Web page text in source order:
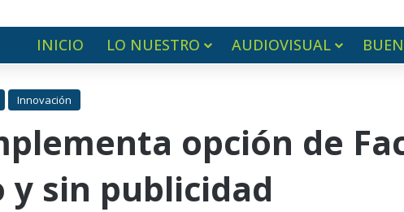
INICIO LO NUESTRO AUDIOVISUAL
Innovación
opción de
y sin publicidad